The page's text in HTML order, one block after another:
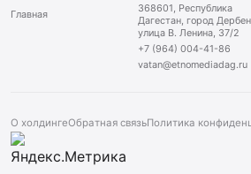
Главная
368601, Республика
Дагестан, город
улица В. Ленина, 37/2
+7 (964) 004-41-86
vatan@etnomediadag.ru
О холдингеОбратная связьПолитика